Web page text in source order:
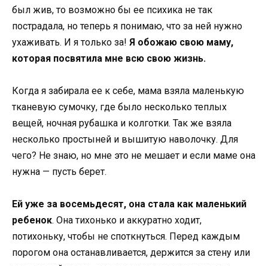
был жив, то возможно бы ее психика не так
пострадала, но теперь я понимаю, что за ней нужно
ухаживать. И я только за! Я обожаю свою маму,
которая посвятила мне всю свою жизнь.
Когда я забирала ее к себе, мама взяла маленькую
тканевую сумочку, где было несколько теплых
вещей, ночная рубашка и колготки. Так же взяла
несколько простыней и вышитую наволочку. Для
чего? Не знаю, но мне это не мешает и если маме она
нужна — пусть берет.
Ей уже за восемьдесят, она стала как маленький
ребенок. Она тихонько и аккуратно ходит,
потихоньку, чтобы не споткнуться. Перед каждым
порогом она останавливается, держится за стену или